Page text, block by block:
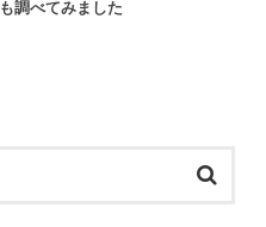
も調べてみました